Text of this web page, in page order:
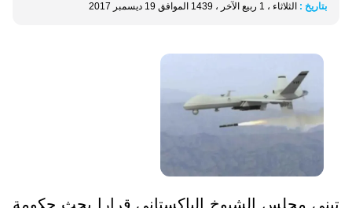
بتاريخ : الثلاثاء ، 1 ربيع الآخر ، 1439 الموافق 19 ديسمبر 2017
تبنى مجلس الشيوخ الباكستاني قرارا يحث حكومة